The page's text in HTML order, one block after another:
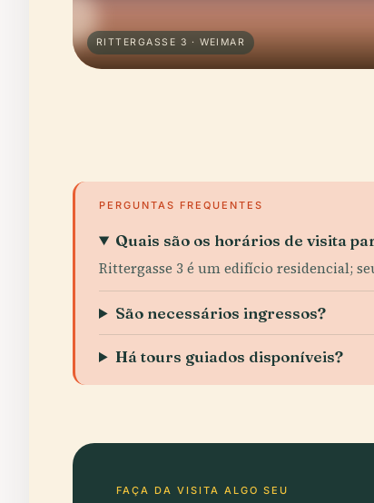
RITTERGASSE 3 · WEIMAR
PERGUNTAS FREQUENTES
Quais são os horários de visita
Rittergasse 3 é um edifício residencial;
São necessários ingressos?
Há tours guiados disponíveis?
FAÇA DA VISITA ALGO SEU